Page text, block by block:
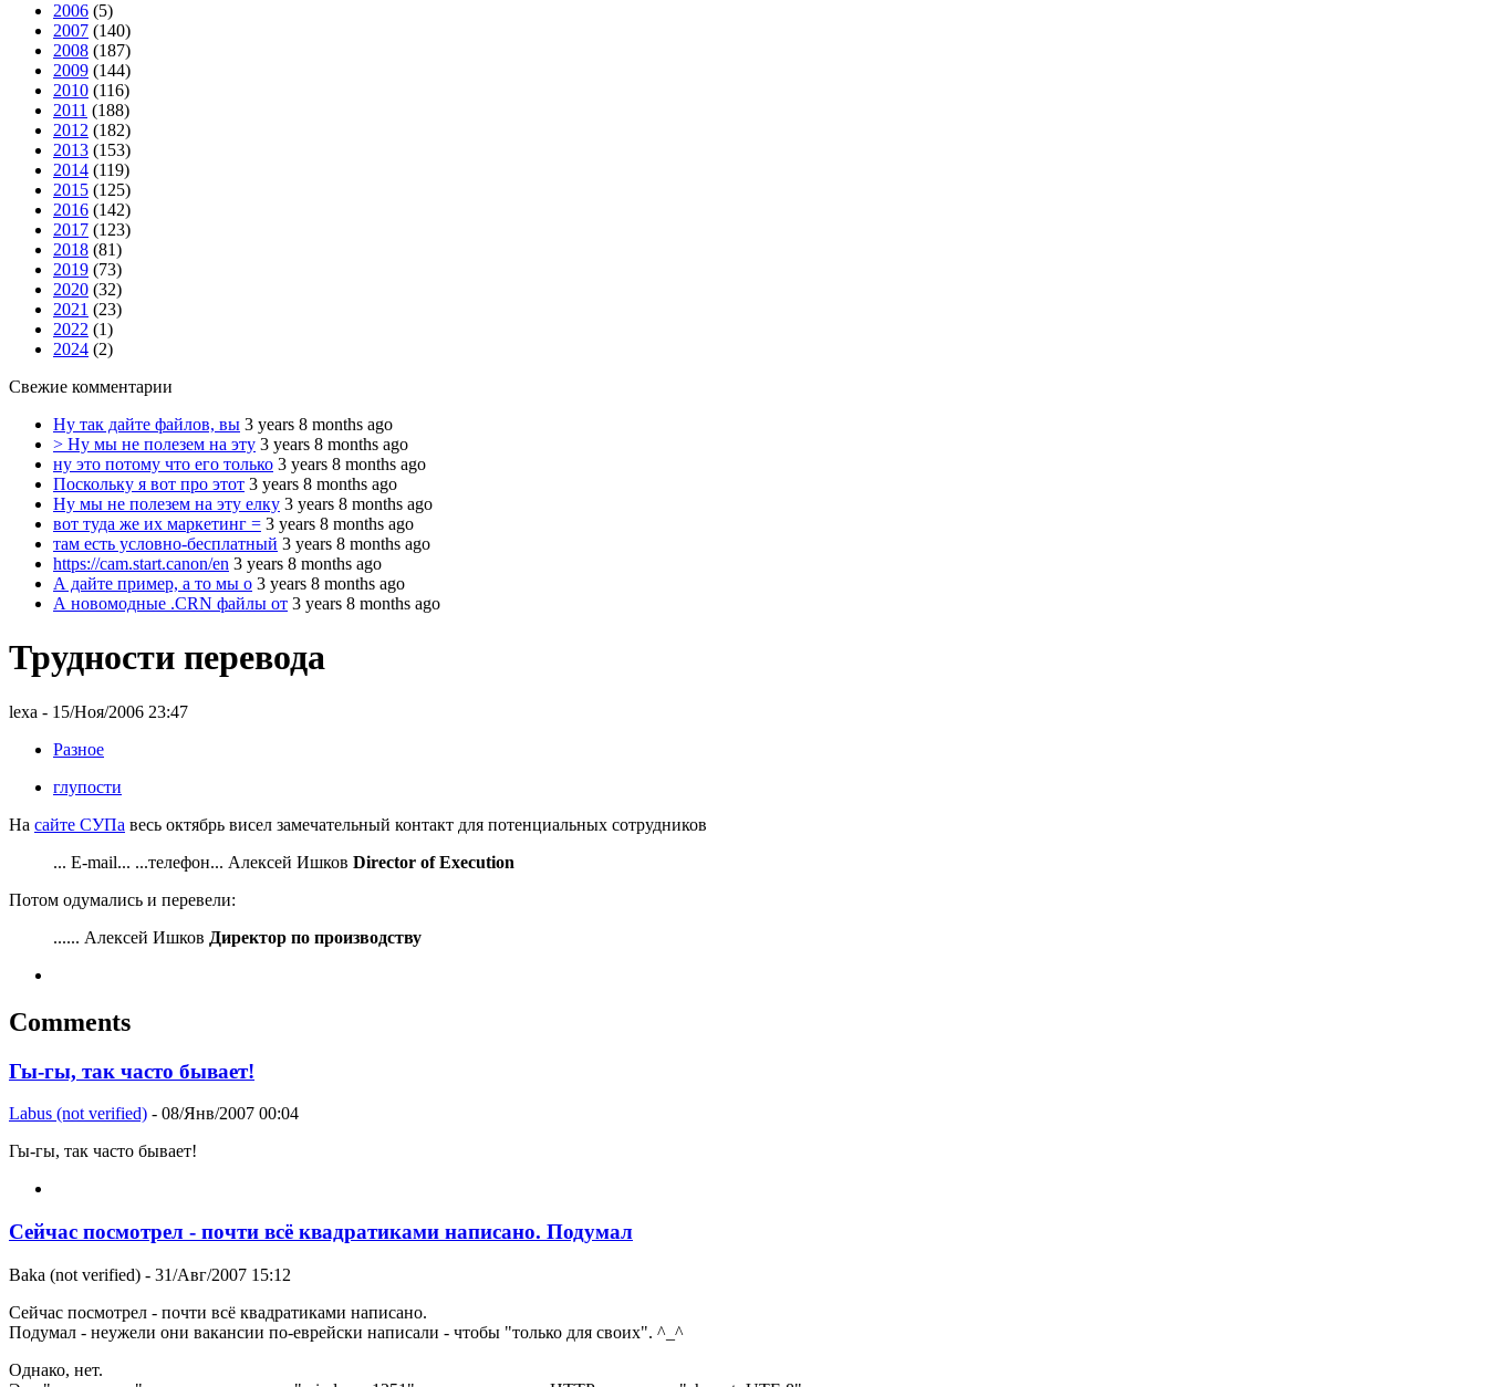
2006 (5)
2007 (140)
2008 (187)
2009 (144)
2010 (116)
2011 (188)
2012 (182)
2013 (153)
2014 (119)
2015 (125)
2016 (142)
2017 (123)
2018 (81)
2019 (73)
2020 (32)
2021 (23)
2022 (1)
2024 (2)
Свежие комментарии
Ну так дайте файлов, вы 3 years 8 months ago
> Ну мы не полезем на эту 3 years 8 months ago
ну это потому что его только 3 years 8 months ago
Поскольку я вот про этот 3 years 8 months ago
Ну мы не полезем на эту елку 3 years 8 months ago
вот туда же их маркетинг = 3 years 8 months ago
там есть условно-бесплатный 3 years 8 months ago
https://cam.start.canon/en 3 years 8 months ago
А дайте пример, а то мы о 3 years 8 months ago
А новомодные .CRN файлы от 3 years 8 months ago
Трудности перевода
lexa - 15/Ноя/2006 23:47
Разное
глупости
На сайте СУПа весь октябрь висел замечательный контакт для потенциальных сотрудников
... E-mail... ...телефон... Алексей Ишков Director of Execution
Потом одумались и перевели:
...... Алексей Ишков Директор по производству
Comments
Гы-гы, так часто бывает!
Labus (not verified) - 08/Янв/2007 00:04
Гы-гы, так часто бывает!
Сейчас посмотрел - почти всё квадратиками написано. Подумал
Baka (not verified) - 31/Авг/2007 15:12
Сейчас посмотрел - почти всё квадратиками написано.
Подумал - неужели они вакансии по-еврейски написали - чтобы "только для своих". ^_^
Однако, нет.